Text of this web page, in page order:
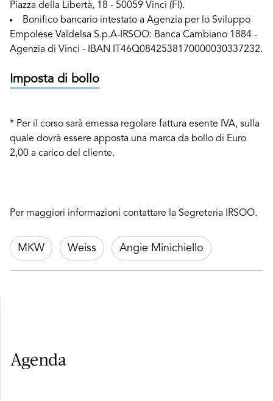
Piazza della Libertà, 18 - 50059 Vinci (FI).
Bonifico bancario intestato a Agenzia per lo Sviluppo
Empolese Valdelsa S.p.A-IRSOO: Banca Cambiano 1884 -
Agenzia di Vinci - IBAN IT46Q0842538170000030337232.
Imposta di bollo
* Per il corso sarà emessa regolare fattura esente IVA, sulla
quale dovrà essere apposta una marca da bollo di Euro
2,00 a carico del cliente.
Per maggiori informazioni contattare la Segreteria IRSOO.
MKW Weiss Angie Minichiello
Agenda